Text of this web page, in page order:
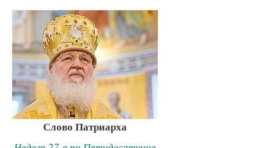
Слово Патриарха